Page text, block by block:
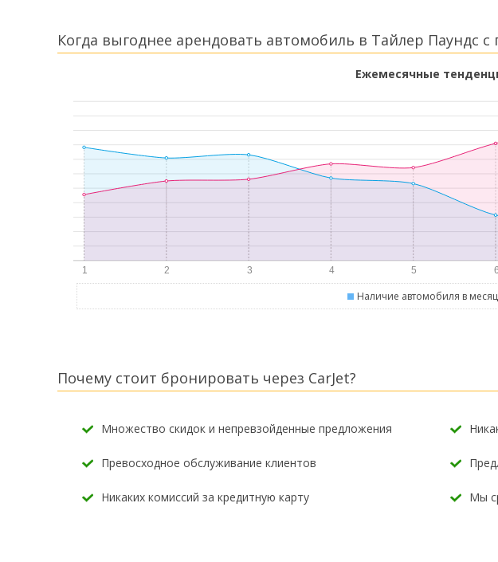
Когда выгоднее арендовать автомобиль в Тайлер Паундс
Ежемесячные
Наличие автомобиля в месяц
Почему стоит бронировать через CarJet?
Множество скидок и непревзойденные предложения
Превосходное обслуживание клиентов
Никаких комиссий за кредитную карту Мы